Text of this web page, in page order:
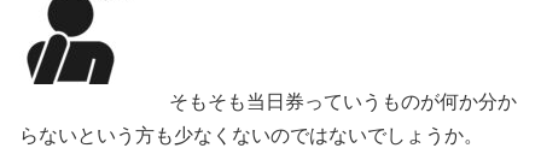
そもそも当日券っていうものが何か分か
らないという方も少なくないのではないでしょうか。